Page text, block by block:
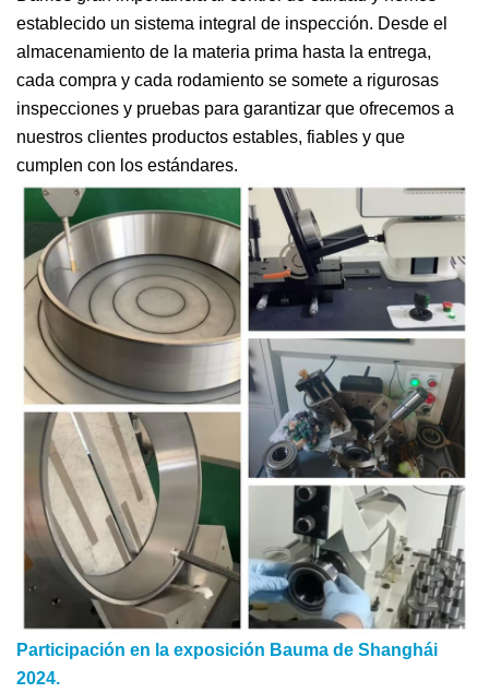
establecido un sistema integral de inspección. Desde el
almacenamiento de la materia prima hasta la entrega,
cada compra y cada rodamiento se somete a rigurosas
inspecciones y pruebas para garantizar que ofrecemos a
nuestros clientes productos estables, fiables y que
cumplen con los estándares.
Participación en la exposición Bauma de Shanghái
2024.